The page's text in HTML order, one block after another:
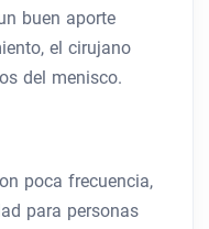
buen aporte
el cirujano
del menisco.
poca frecuencia,
para personas